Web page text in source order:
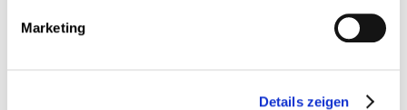
Marketing
Details zeigen
En partant de l’action socio-politique de Jean-Pierre
Jean Schortgen (1880-1918), l’exposition illustre les